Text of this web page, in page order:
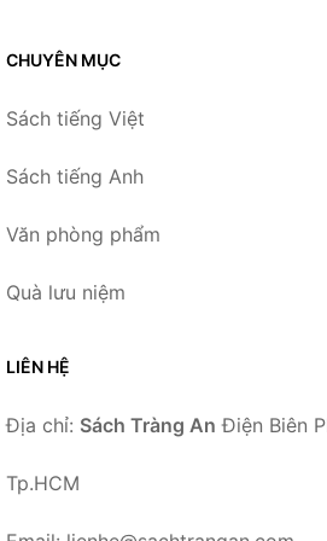
CHUYÊN MỤC
Sách tiếng Việt
Sách tiếng Anh
Văn phòng phẩm
Quà lưu niệm
LIÊN HỆ
Địa chỉ: Sách Tràng An Điện Biên
Tp.HCM